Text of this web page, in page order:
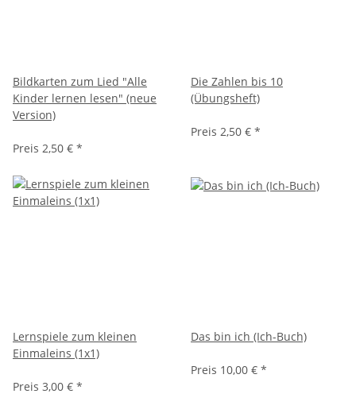
Bildkarten zum Lied "Alle
Kinder lernen lesen" (neue
Version)
Preis 2,50 € *
Die Zahlen bis 10
(Übungsheft)
Preis 2,50 € *
Lernspiele zum kleinen
Einmaleins (1x1)
Preis 3,00 € *
Das bin ich (Ich-Buch)
Preis 10,00 € *